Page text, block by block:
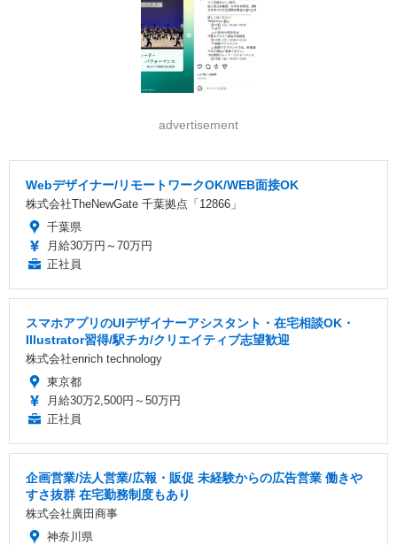
advertisement
Webデザイナー/リモートワークOK/WEB面接OK
株式会社TheNewGate 千葉拠点「12866」
千葉県
月給30万円～70万円
正社員
スマホアプリのUIデザイナーアシスタント・在宅相談OK・
Illustrator習得/駅チカ/クリエイティブ志望歓迎
株式会社enrich technology
東京都
月給30万2,500円～50万円
正社員
企画営業/法人営業/広報・販促 未経験からの広告営業 働きや
すさ抜群 在宅勤務制度もあり
株式会社廣田商事
神奈川県